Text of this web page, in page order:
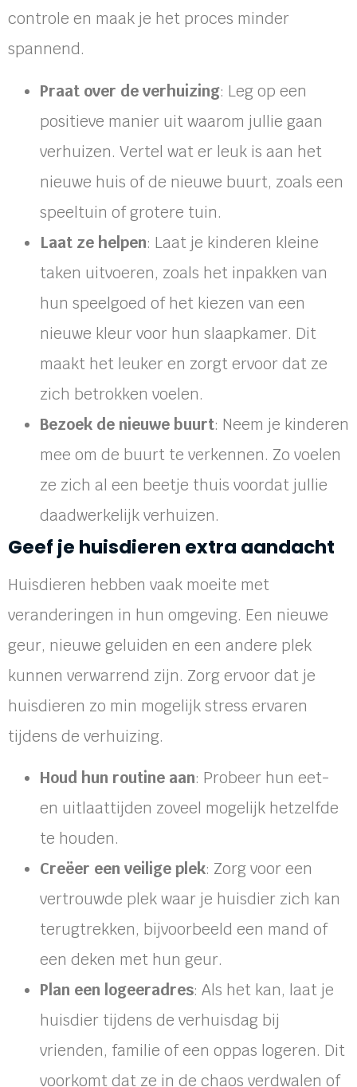
controle en maak je het proces minder
spannend.
Praat over de verhuizing: Leg op een
positieve manier uit waarom jullie gaan
verhuizen. Vertel wat er leuk is aan het
nieuwe huis of de nieuwe buurt, zoals een
speeltuin of grotere tuin.
Laat ze helpen: Laat je kinderen kleine
taken uitvoeren, zoals het inpakken van
hun speelgoed of het kiezen van een
nieuwe kleur voor hun slaapkamer. Dit
maakt het leuker en zorgt ervoor dat ze
zich betrokken voelen.
Bezoek de nieuwe buurt: Neem je kinderen
mee om de buurt te verkennen. Zo voelen
ze zich al een beetje thuis voordat jullie
daadwerkelijk verhuizen.
Geef je huisdieren extra aandacht
Huisdieren hebben vaak moeite met
veranderingen in hun omgeving. Een nieuwe
geur, nieuwe geluiden en een andere plek
kunnen verwarrend zijn. Zorg ervoor dat je
huisdieren zo min mogelijk stress ervaren
tijdens de verhuizing.
Houd hun routine aan: Probeer hun eet-
en uitlaattijden zoveel mogelijk hetzelfde
te houden.
Creëer een veilige plek: Zorg voor een
vertrouwde plek waar je huisdier zich kan
terugtrekken, bijvoorbeeld een mand of
een deken met hun geur.
Plan een logeeradres: Als het kan, laat je
huisdier tijdens de verhuisdag bij
vrienden, familie of een oppas logeren. Dit
voorkomt dat ze in de chaos verdwalen of